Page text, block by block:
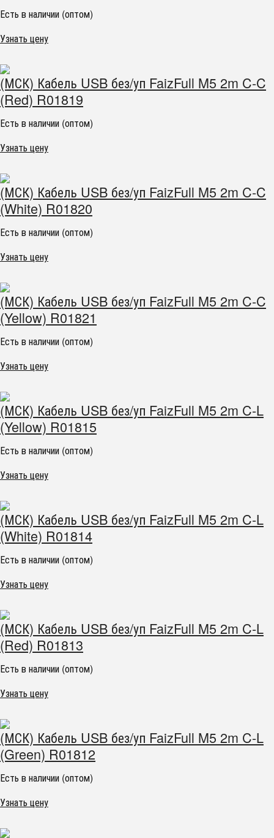
Есть в наличии (оптом)
Узнать цену
(МСК) Кабель USB без/уп FaizFull M5 2m C-C
(Red) R01819
Есть в наличии (оптом)
Узнать цену
(МСК) Кабель USB без/уп FaizFull M5 2m C-C
(White) R01820
Есть в наличии (оптом)
Узнать цену
(МСК) Кабель USB без/уп FaizFull M5 2m C-C
(Yellow) R01821
Есть в наличии (оптом)
Узнать цену
(МСК) Кабель USB без/уп FaizFull M5 2m C-L
(Yellow) R01815
Есть в наличии (оптом)
Узнать цену
(МСК) Кабель USB без/уп FaizFull M5 2m C-L
(White) R01814
Есть в наличии (оптом)
Узнать цену
(МСК) Кабель USB без/уп FaizFull M5 2m C-L
(Red) R01813
Есть в наличии (оптом)
Узнать цену
(МСК) Кабель USB без/уп FaizFull M5 2m C-L
(Green) R01812
Есть в наличии (оптом)
Узнать цену